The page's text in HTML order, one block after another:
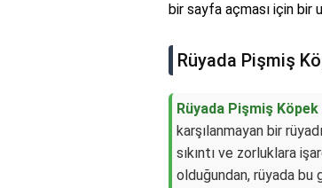
bir sayfa açması için bir
Rüyada Pişmiş
Rüyada Pişmiş
karşılanmayan bir
sıkıntı ve zorluklara
olduğundan, rüyada bu